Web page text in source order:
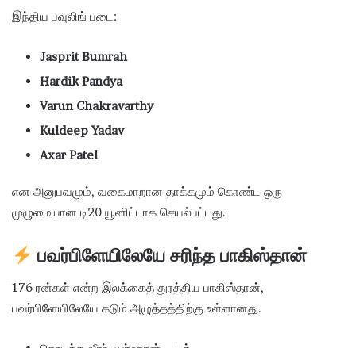
இந்திய பவுலிங் படை:
Jasprit Bumrah
Hardik Pandya
Varun Chakravarthy
Kuldeep Yadav
Axar Patel
என அனுபவமும், வகைமாறான தாக்கமும் கொண்ட ஒரு
முழுமையான டி20 யூனிட்டாக செயல்பட்டது.
பவர்பிளேயிலேயே சரிந்த பாகிஸ்தான்
176 ரன்கள் என்ற இலக்கைத் துரத்திய பாகிஸ்தான்,
பவர்பிளேயிலேயே கடும் அழுத்தத்திற்கு உள்ளானது.